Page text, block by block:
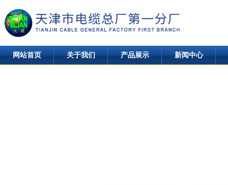
网站首页 关于我们 产品展示 新闻中心